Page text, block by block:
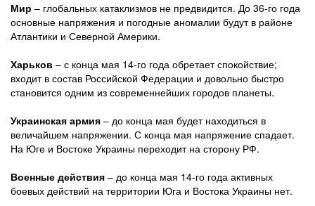
Мир – глобальных катаклизмов не предвидится. До 36-го года
основные напряжения и погодные аномалии будут в районе
Атлантики и Северной Америки.
Харьков – с конца мая 14-го года обретает спокойствие;
входит в состав Российской Федерации и довольно быстро
становится одним из современнейших городов планеты.
Украинская армия – до конца мая будет находиться в
величайшем напряжении. С конца мая напряжение спадает.
На Юге и Востоке Украины переходит на сторону РФ.
Военные действия – до конца мая 14-го года активных
боевых действий на территории Юга и Востока Украины нет.